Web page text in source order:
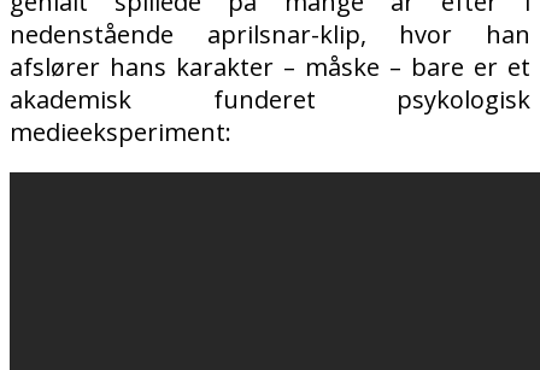
nedenstående aprilsnar-klip, hvor han
afslører hans karakter – måske – bare er et
akademisk funderet psykologisk
medieeksperiment: